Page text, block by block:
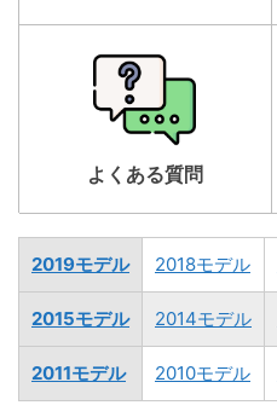
よくある質問
2019モデル 2018モデル
2015モデル 2014モデル
2011モデル 2010モデル